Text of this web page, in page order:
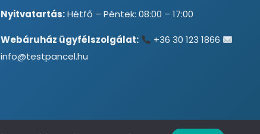
Nyitvatartás:Hétfő – Péntek: 08:00 – 17:00
Webáruház ügyfélszolgálat:
+36 30 123 1866
info@testpancel.hu